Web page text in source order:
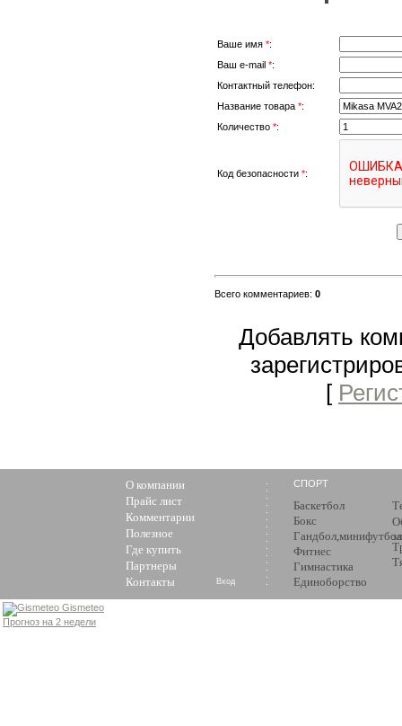
Ваше имя *:
Ваш e-mail *:
Контактный телефон:
Название товара *:
Количество *:
Код безопасности *:
Всего комментариев: 0
Добавлять
[
О компании
Прайс лист
Комментарии
Полезное
Где купить
Партнеры
Контакты
СПОРТ
Баскетбол
Бокс
Гандбол,минифутбол
Фитнес
Гимнастика
Единоборство
Вход
Gismeteo
Прогноз на 2 недели